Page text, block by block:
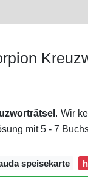
. Wir
mit 5 - 7
speisekarte